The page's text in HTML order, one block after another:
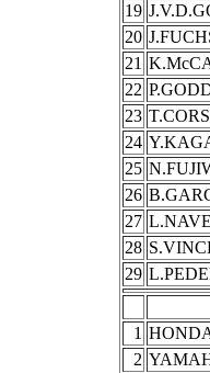
19
20
21
22
23
24
25
26
27
28
29
1
2